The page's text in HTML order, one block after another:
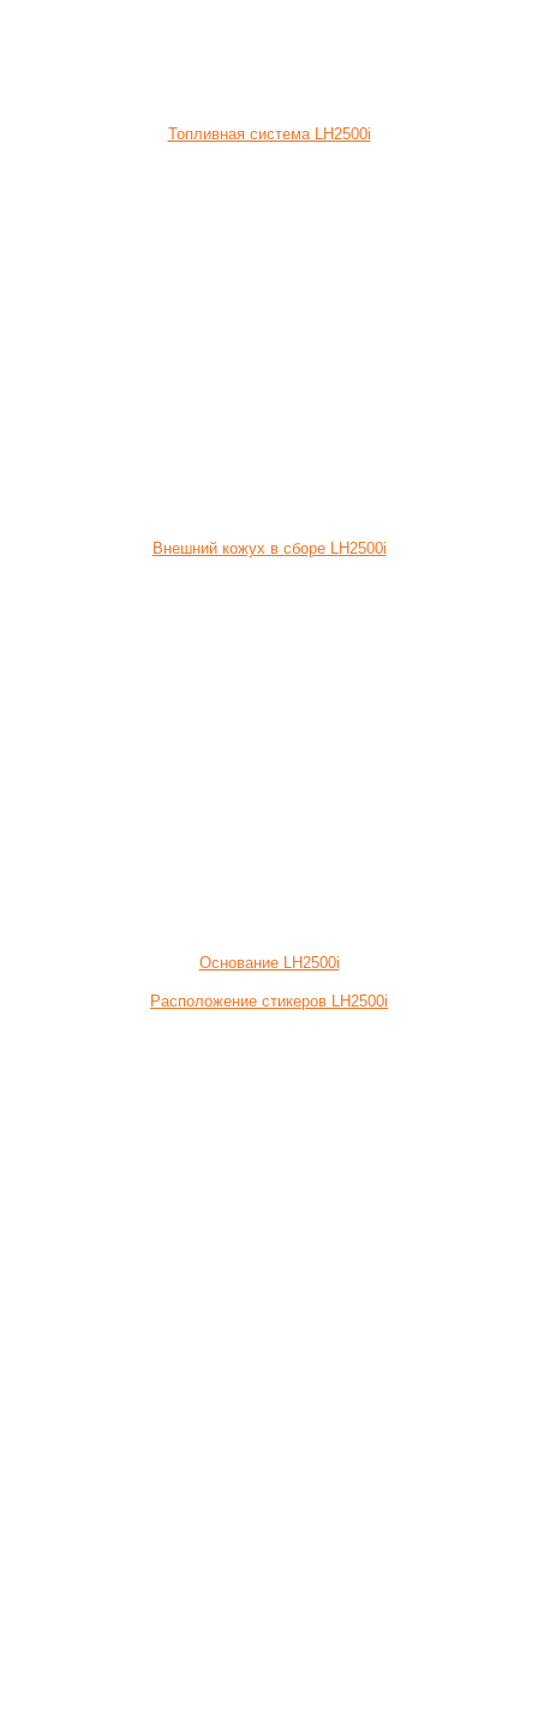
Топливная система LH2500i
Внешний кожух в сборе LH2500i
Основание LH2500i
Расположение стикеров LH2500i